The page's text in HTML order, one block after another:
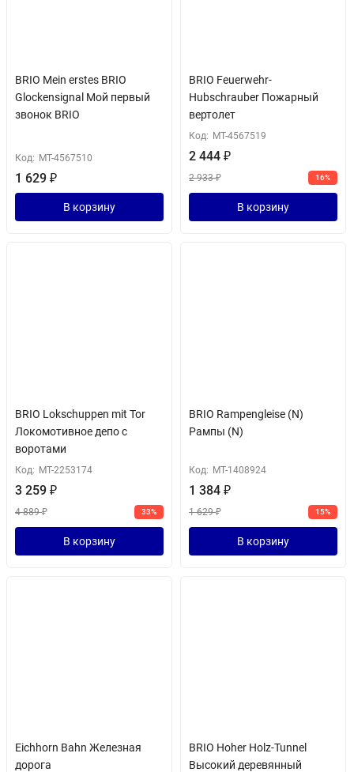
BRIO Mein erstes BRIO
Glockensignal Мой первый
звонок BRIO
Код: MT-4567510
1 629 ₽
В корзину
BRIO Feuerwehr-
Hubschrauber Пожарный
вертолет
Код: MT-4567519
2 444 ₽
2 933₽ 16%
В корзину
BRIO Lokschuppen mit Tor
Локомотивное депо с
воротами
Код: MT-2253174
3 259 ₽
4 889₽ 33%
В корзину
BRIO Rampengleise (N)
Рампы (N)
Код: MT-1408924
1 384 ₽
1 629₽ 15%
В корзину
Eichhorn Bahn Железная
дорога
BRIO Hoher Holz-Tunnel
Высокий деревянный